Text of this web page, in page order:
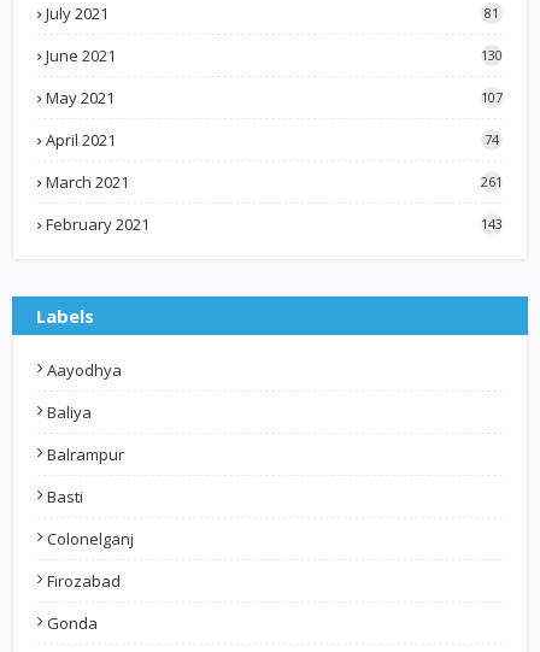
July 2021 81
June 2021 130
May 2021 107
April 2021 74
March 2021 261
February 2021 143
Labels
Aayodhya
Baliya
Balrampur
Basti
Colonelganj
Firozabad
Gonda